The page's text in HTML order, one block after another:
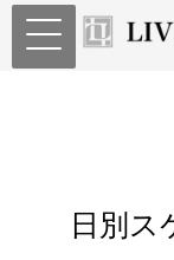
日別ス